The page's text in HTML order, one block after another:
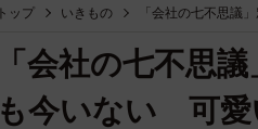
トップ いきもの 「会社の七不思議
「会社の七不思
も今いない 可愛